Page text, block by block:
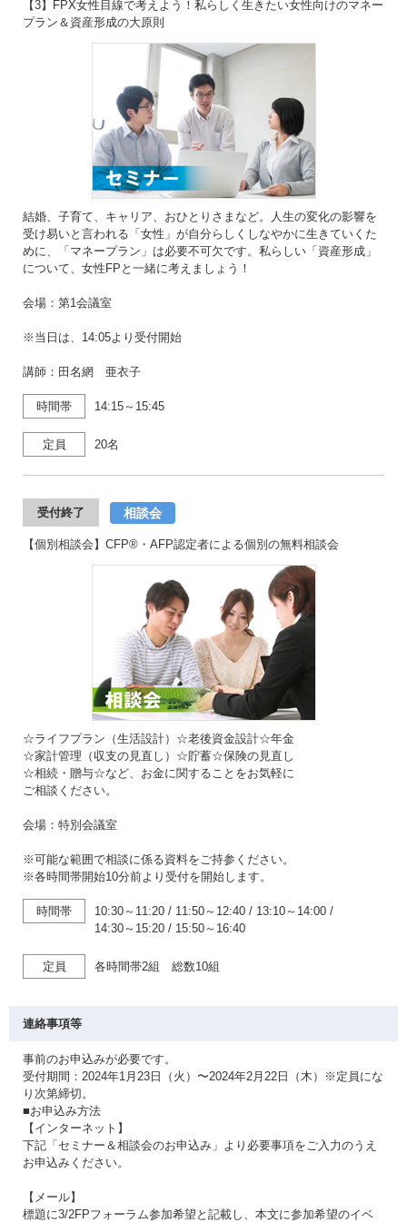
【3】FPX女性目線で考えよう！私らしく生きたい女性向けのマネー
プラン＆資産形成の大原則
結婚、子育て、キャリア、おひとりさまなど。人生の変化の影響を
受け易いと言われる「女性」が自分らしくしなやかに生きていくた
めに、「マネープラン」は必要不可欠です。私らしい「資産形成」
について、女性FPと一緒に考えましょう！
会場：第1会議室
※当日は、14:05より受付開始
講師：田名網 亜衣子
時間帯 14:15～15:45
定員 20名
受付終了 相談会
【個別相談会】CFP®・AFP認定者による個別の無料相談会
☆ライフプラン（生活設計）☆老後資金設計☆年金
☆家計管理（収支の見直し）☆貯蓄☆保険の見直し
☆相続・贈与☆など、お金に関することをお気軽に
ご相談ください。
会場：特別会議室
※可能な範囲で相談に係る資料をご持参ください。
※各時間帯開始10分前より受付を開始します。
時間帯 10:30～11:20 / 11:50～12:40 / 13:10～14:00 /
14:30～15:20 / 15:50～16:40
定員 各時間帯2組 総数10組
連絡事項等
事前のお申込みが必要です。
受付期間：2024年1月23日（火）〜2024年2月22日（木）※定員にな
り次第締切。
■お申込み方法
【インターネット】
下記「セミナー＆相談会のお申込み」より必要事項をご入力のうえ
お申込みください。
【メール】
標題に3/2FPフォーラム参加希望と記載し、本文に参加希望のイベ